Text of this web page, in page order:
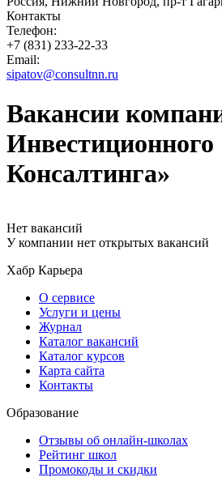
Контакты
Телефон:
+7 (831) 233-22-33
Email:
sipatov@consultnn.ru
Вакансии
Инвестиционного
Консалтинга»
Нет вакансий
У компании нет открытых вакансий
Хабр Карьера
О сервисе
Услуги и цены
Журнал
Каталог вакансий
Каталог курсов
Карта сайта
Контакты
Образование
Отзывы об онлайн-школах
Рейтинг школ
Промокоды и скидки